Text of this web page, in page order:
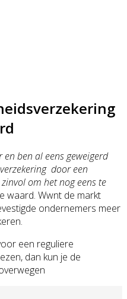
ben al eens geweigerd
door een
om het nog eens te
waard. Wwnt de markt
ondernemers meer
een reguliere
dan kun je de